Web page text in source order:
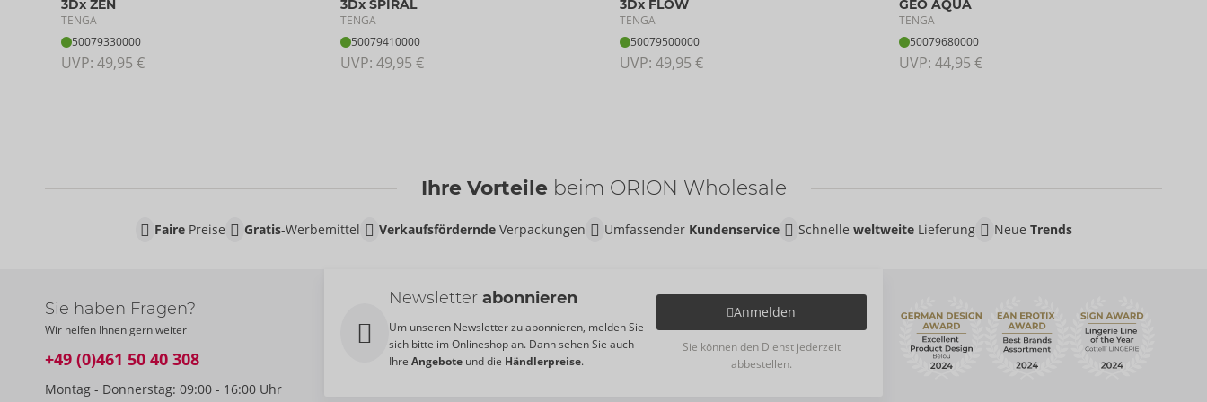
3Dx ZEN
TENGA
50079330000
UVP: 49,95 €
3Dx SPIRAL
TENGA
50079410000
UVP: 49,95 €
3Dx FLOW
TENGA
50079500000
UVP: 49,95 €
GEO AQUA
TENGA
50079680000
UVP: 44,95 €
Ihre Vorteile beim ORION Wholesale
FairePreise Gratis-Werbemittel VerkaufsförderndeVerpackungen Umfassender Kundenservice Schnelle weltweiteLieferung Neue Trends
Sie haben Fragen?
Wir helfen Ihnen gern weiter
+49 (0)461 50 40 308
Montag - Donnerstag: 09:00 - 16:00 Uhr
Newsletter abonnieren
Um unseren Newsletter zu abonnieren, melden Sie
sich bitte im Onlineshop an. Dann sehen Sie auch
Ihre Angebote und die Händlerpreise.
Anmelden
Sie können den Dienst jederzeit
abbestellen.